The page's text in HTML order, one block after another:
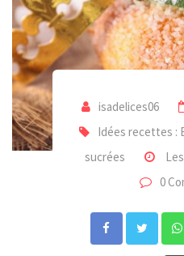
isadelices06
Idées recettes :
sucrées
0